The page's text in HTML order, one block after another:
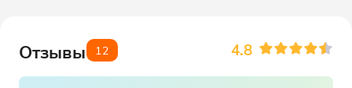
Отзывы 12 4.8